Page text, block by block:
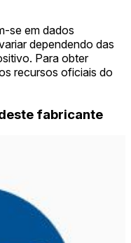
se em dados
dependendo das
Para obter
recursos oficiais do
fabricante